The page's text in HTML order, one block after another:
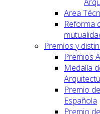
Area
Reforma
Premios y
Premios
Medalla
Premio
Española
Premio